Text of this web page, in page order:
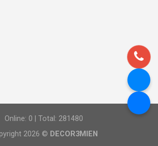
Online: 0 | Total: 281480
2026 © DECOR3MIEN